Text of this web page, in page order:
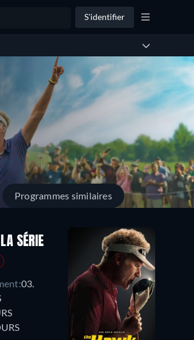
S'identifier
Programmes similaires
SÉRIE
03.